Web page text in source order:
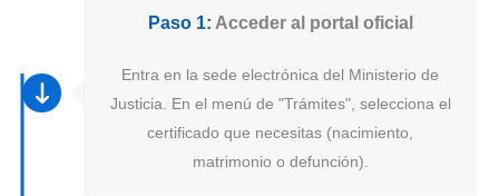
Paso 1: Acceder al portal oficial
Entra en la sede electrónica del Ministerio de
Justicia. En el menú de "Trámites", selecciona el
certificado que necesitas (nacimiento,
matrimonio o defunción).